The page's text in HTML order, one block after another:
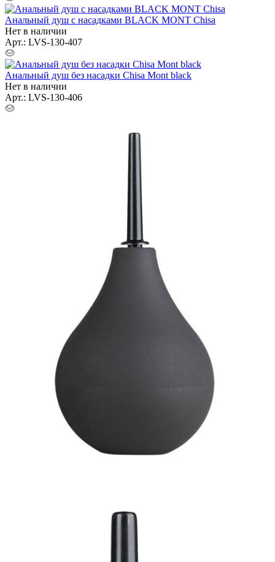
Анальный душ с насадками BLACK MONT Chisa
Нет в наличии
Арт.: LVS-130-407
Анальный душ без насадки Chisa Mont black
Нет в наличии
Арт.: LVS-130-406